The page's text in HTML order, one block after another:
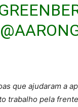
que ajudaram a
trabalho pela